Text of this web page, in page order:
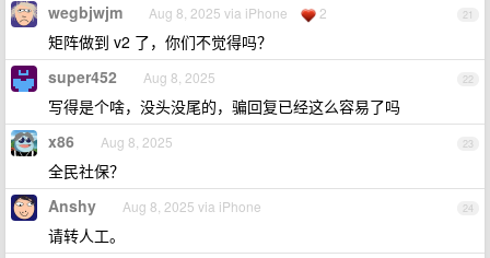
21
wegbjwjm Aug 8, 2025 via iPhone 2
矩阵做到 v2 了，你们不觉得吗？
22
super452 Aug 8, 2025
写得是个啥，没头没尾的，骗回复已经这么容易了吗
23
x86 Aug 8, 2025
全民社保？
24
Anshy Aug 8, 2025 via iPhone
请转人工。